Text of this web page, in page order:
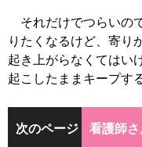
それだけでつらいの
りたくなるけど、寄り
起き上がらなくてはい
起こしたままキープす
次のページ 看護師